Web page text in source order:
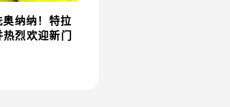
纳纳！特拉
烈欢迎新门